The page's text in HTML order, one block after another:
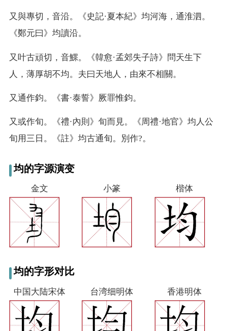
又與專切，音沿。《史記·夏本紀》均河海，通淮泗。
《鄭元曰》均讀沿。
又 叶古頑切，音鰥。《韓愈·孟郊失子詩》問天生下
人，薄厚胡不均。夫曰天地人，由來不相關。
又通作鈞。《書·泰誓》厥罪惟鈞。
又或作旬。《禮·內則》旬而見。《周禮·地官》均人公
旬用三日。《註》均古通旬。別作?。
均的字源演变
金文 小篆 楷体
均的字形对比
中国大陆宋体 台湾细明体 香港明体